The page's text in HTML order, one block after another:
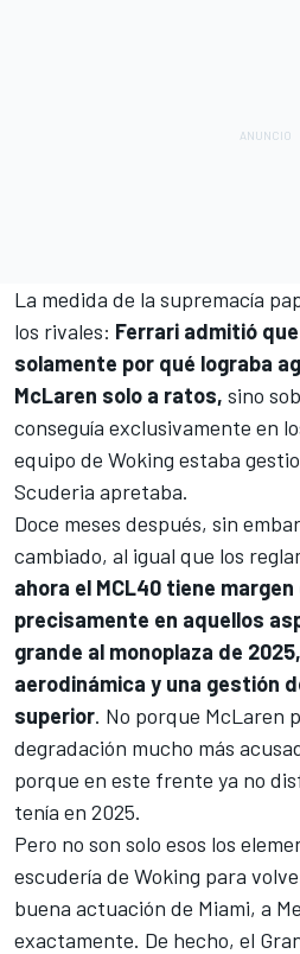
La medida de la supremacía
los rivales: Ferrari admitió
solamente por qué lograba
McLaren solo a ratos, sino
conseguía exclusivamente en
equipo de Woking estaba
Scuderia apretaba.
Doce meses después, sin
cambiado, al igual que los
ahora el MCL40 tiene
precisamente en aquellos
grande al monoplaza de
aerodinámica y una gestión
superior. No porque McLaren
degradación mucho más
porque en este frente ya no
tenía en 2025.
Pero no son solo esos los
escudería de Woking para
buena actuación de Miami, a
exactamente. De hecho, el